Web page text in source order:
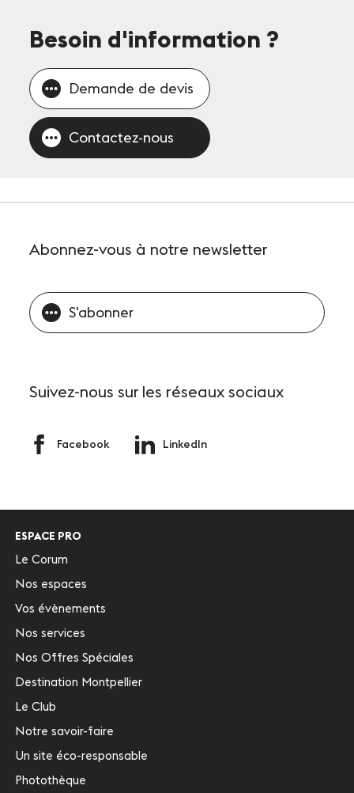
Besoin d'information ?
Demande de devis
Contactez-nous
Abonnez-vous à notre newsletter
S'abonner
Suivez-nous sur les réseaux sociaux
Facebook LinkedIn
ESPACE PRO
Le Corum
Nos espaces
Vos évènements
Nos services
Nos Offres Spéciales
Destination Montpellier
Le Club
Notre savoir-faire
Un site éco-responsable
Photothèque